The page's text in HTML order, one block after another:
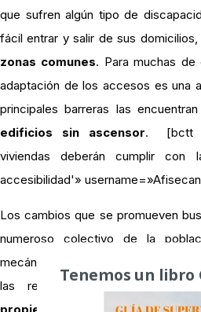
que sufren algún tipo de
fácil entrar y salir de sus
zonas comunes. Para muchas
adaptación de los accesos es una
principales barreras las
edificios sin ascensor. [bctt
viviendas deberán cumplir con
accesibilidad'»
Los cambios que se promueven
numeroso colectivo de la
mecánicos o electrónicos. Sin
las reformas lo tendrá que
Tenemos un libro